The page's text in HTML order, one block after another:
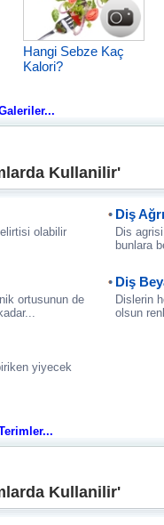
Hangi Sebze Kaç
Kalori?
Kullanilir'
olabilir
Diş
Dis
bunlara
ortusunun de
Diş
Dislerin
olsun
yiyecek
Kullanilir'